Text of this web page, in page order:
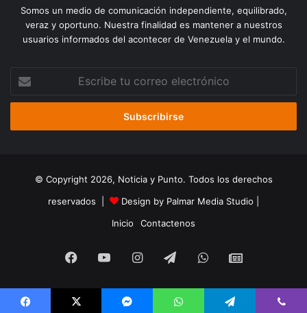
Somos un medio de comunicación independiente, equilibrado,
veraz y oportuno. Nuestra finalidad es mantener a nuestros
usuarios informados del acontecer de Venezuela y el mundo.
correo
© Copyright 2026, Noticia y Punto. Todos los derechos
reservados |
Design by Palmar Media Studio
Inicio
Contactenos
Facebook
YouTubeInstagramTelegramWhatsApp
Google
Noticias